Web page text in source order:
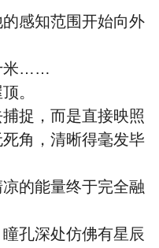
感知范围开始向外
……
。
捉，而是直接映照
角，清晰得毫发毕
的能量终于完全融
孔深处仿佛有星辰